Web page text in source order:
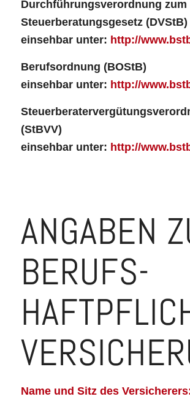
Durchführungsverordnung zum
Steuerberatungsgesetz (DVStB)
einsehbar unter: http://
Berufsordnung (BOStB)
einsehbar unter: http://
(StBVV)
einsehbar unter: http://
ANGABEN
BERUFS­
Name und Sitz des